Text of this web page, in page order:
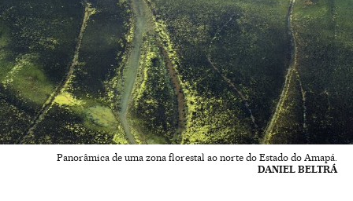
Panorâmica de uma zona florestal ao norte do Estado do Amapá.
DANIEL BELTRÁ